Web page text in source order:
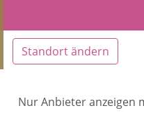
Standort ändern
Nur Anbieter anzeigen